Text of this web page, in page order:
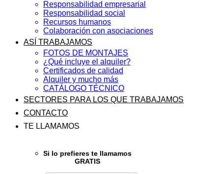
Responsabilidad empresarial
Responsabilidad social
Recursos humanos
Colaboración con asociaciones
ASÍ TRABAJAMOS
FOTOS DE MONTAJES
¿Qué incluye el alquiler?
Certificados de calidad
Alquiler y mucho más
CATÁLOGO TÉCNICO
SECTORES PARA LOS QUE TRABAJAMOS
CONTACTO
TE LLAMAMOS
Si lo prefieres te llamamos
GRATIS